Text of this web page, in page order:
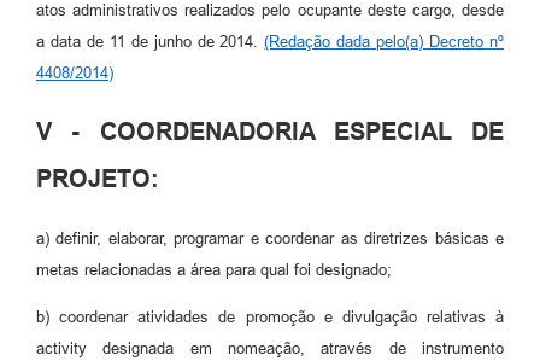
atos administrativos realizados pelo ocupante deste cargo, desde
a data de 11 de junho de 2014.(Redação dada pelo(a) Decreto nº
4408/2014)
V - COORDENADORIA ESPECIAL DE
PROJETO:
a) definir, elaborar, programar e coordenar as diretrizes básicas e
metas relacionadas a área para qual foi designado;
b) coordenar atividades de promoção e divulgação relativas à
activity designada em nomeação, através de instrumento